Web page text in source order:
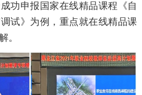
功申报国家在线精品课程《自
试》为例，重点就在线精品课
。